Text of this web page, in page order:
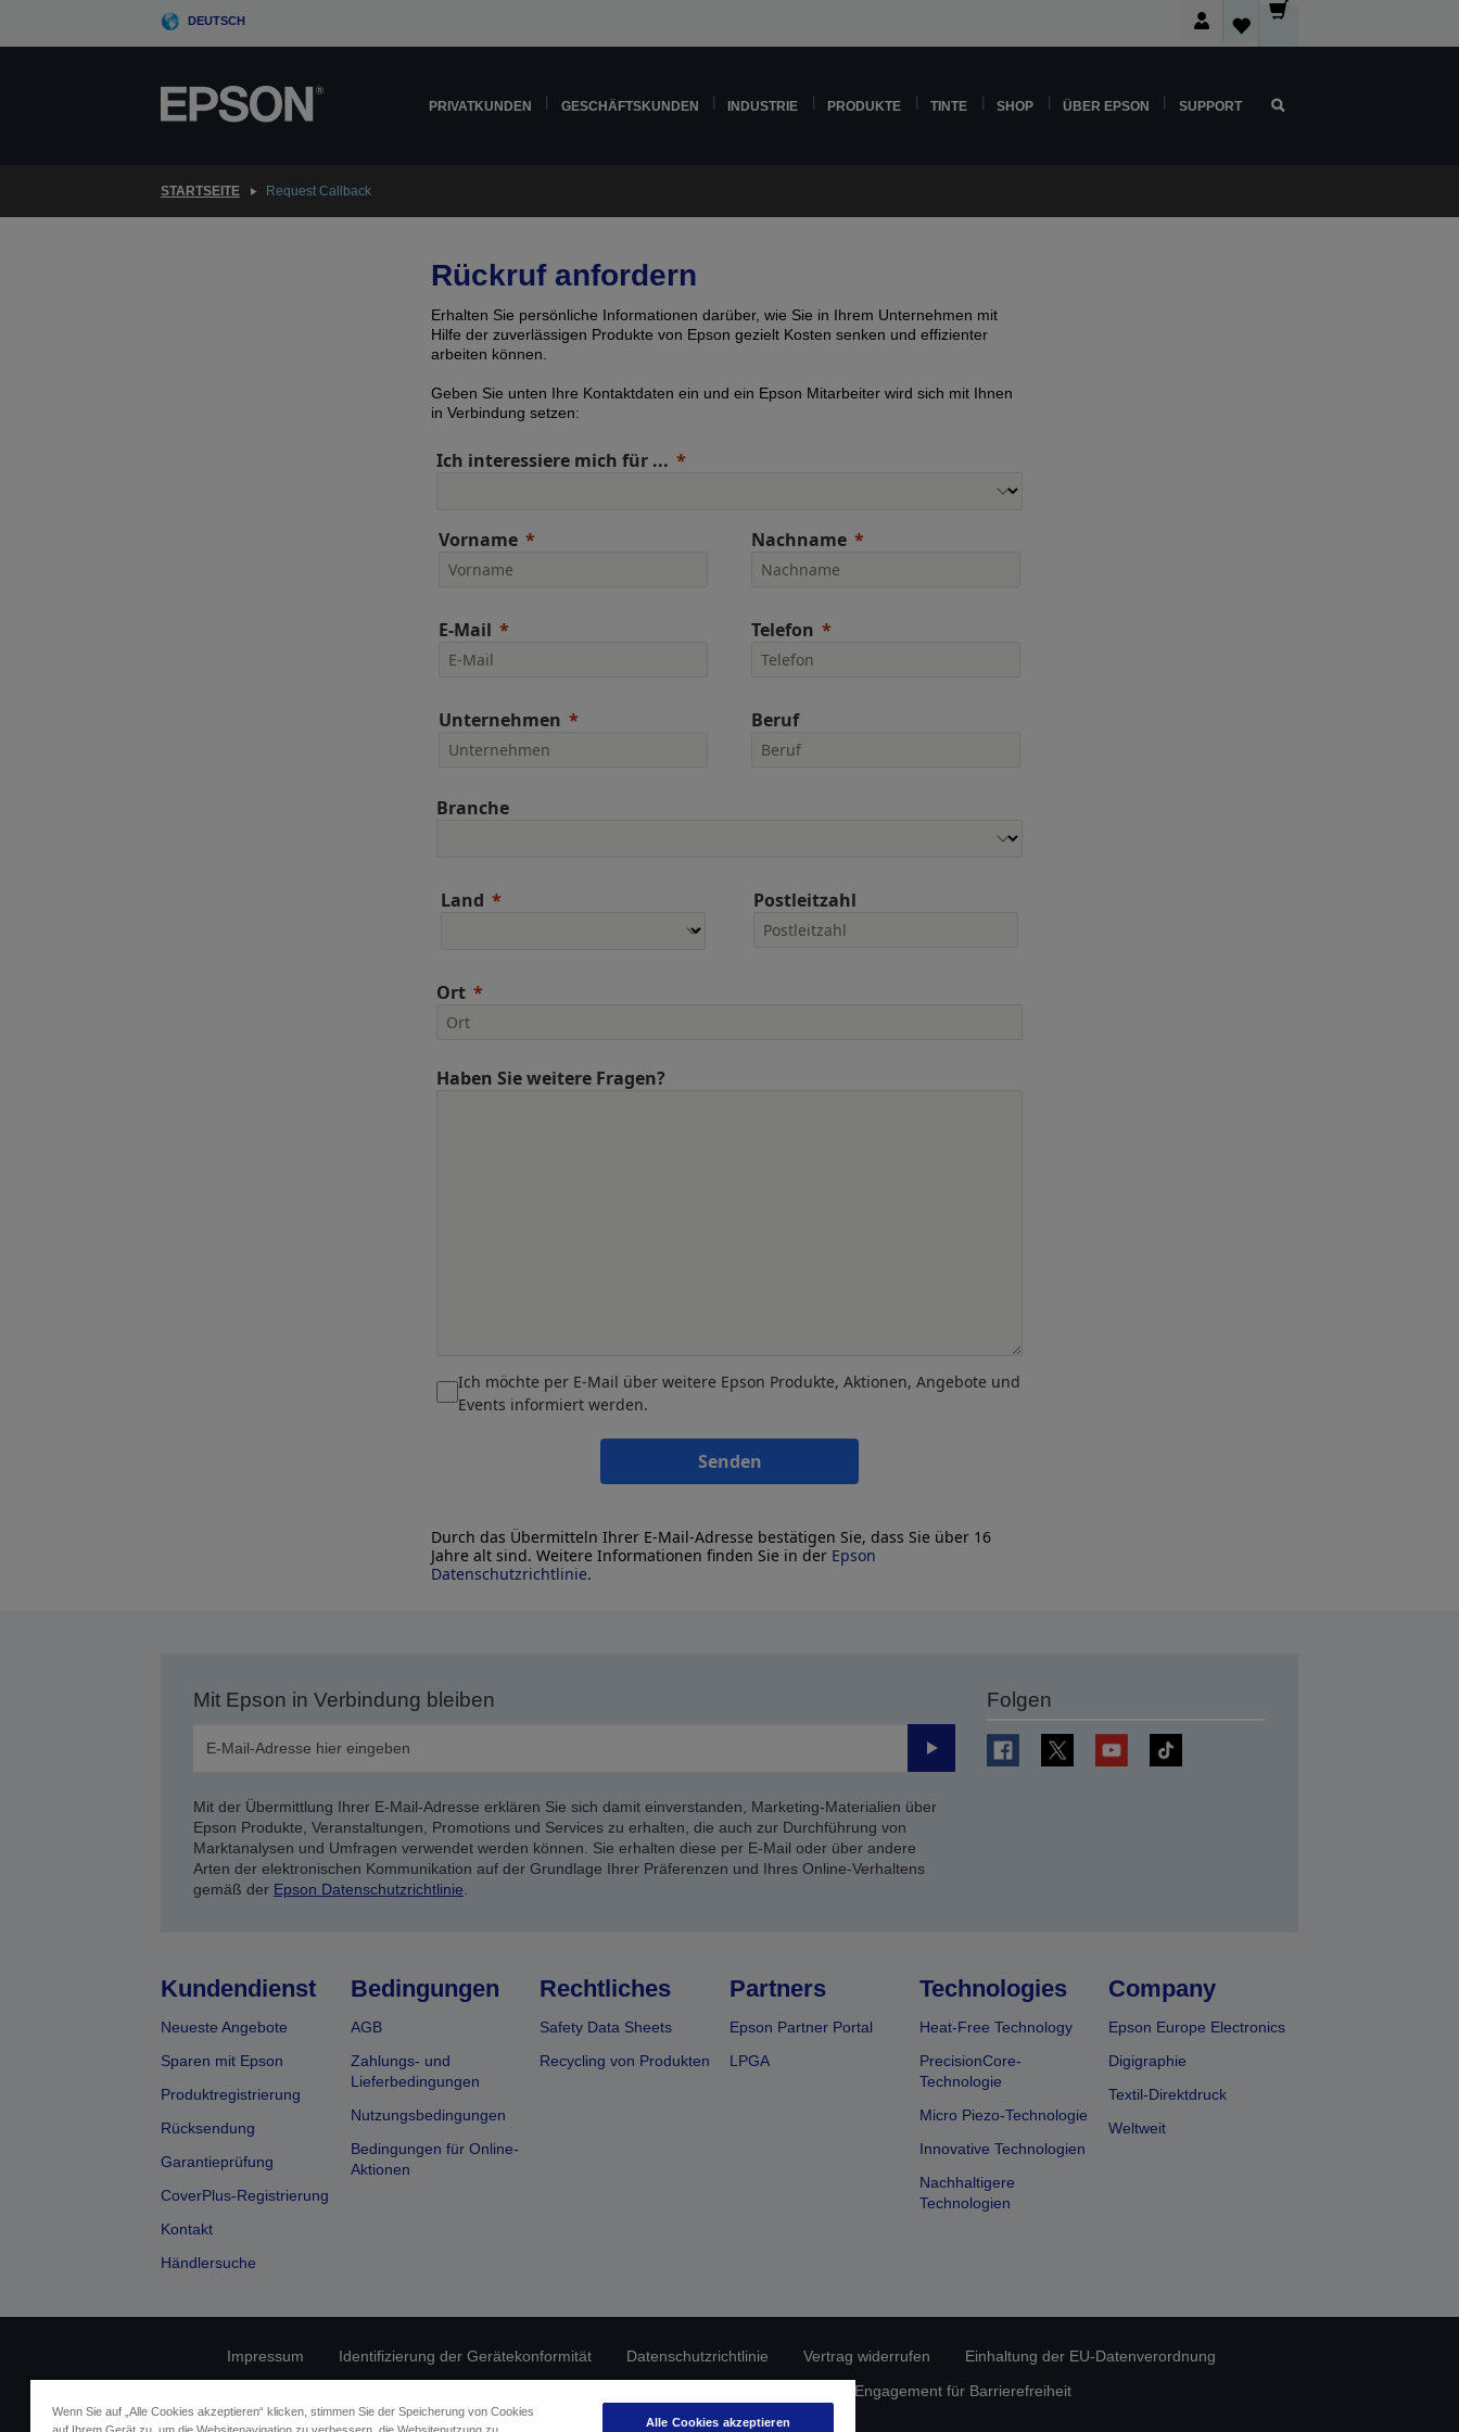
DEUTSCH
PRIVATKUNDEN GESCHÄFTSKUNDEN INDUSTRIE PRODUKTE TINTE SHOP ÜBER EPSON SUPPORT
STARTSEITE Request Callback
Rückruf anfordern
Erhalten Sie persönliche Informationen darüber, wie Sie in Ihrem Unternehmen mit
Hilfe der zuverlässigen Produkte von Epson gezielt Kosten senken und effizienter
arbeiten können.
Geben Sie unten Ihre Kontaktdaten ein und ein Epson Mitarbeiter wird sich mit Ihnen
in Verbindung setzen:
Ich interessiere mich für ...
Vorname Nachname
E-Mail Telefon
Unternehmen Beruf
Branche
Land Postleitzahl
Ort
Haben Sie weitere Fragen?
Ich möchte per E-Mail über weitere Epson Produkte, Aktionen, Angebote und
Events informiert werden.
Senden
Durch das Übermitteln Ihrer E-Mail-Adresse bestätigen Sie, dass Sie über 16
Jahre alt sind. Weitere Informationen finden Sie in der Epson
Datenschutzrichtlinie.
Mit Epson in Verbindung bleiben
Senden
Mit der Übermittlung Ihrer E-Mail-Adresse erklären Sie sich damit einverstanden, Marketing-Materialien über
Epson Produkte, Veranstaltungen, Promotions und Services zu erhalten, die auch zur Durchführung von
Marktanalysen und Umfragen verwendet werden können. Sie erhalten diese per E-Mail oder über andere
Arten der elektronischen Kommunikation auf der Grundlage Ihrer Präferenzen und Ihres Online-Verhaltens
gemäß der Epson Datenschutzrichtlinie
Folgen
Kundendienst
Neueste Angebote
Sparen mit Epson
Produktregistrierung
Rücksendung
Garantieprüfung
CoverPlus-Registrierung
Kontakt
Händlersuche
Bedingungen
AGB
Zahlungs- und
Lieferbedingungen
Nutzungsbedingungen
Bedingungen für Online-
Aktionen
Rechtliches
Safety Data Sheets
Recycling von Produkten
Partners
Epson Partner Portal
LPGA
Technologies
Heat-Free Technology
PrecisionCore-
Technologie
Micro Piezo-Technologie
Innovative Technologien
Nachhaltigere
Technologien
Company
Epson Europe Electronics
Digigraphie
Textil-Direktdruck
Weltweit
Impressum Identifizierung der Gerätekonformität Datenschutzrichtlinie Vertrag widerrufen
Einhaltung der EU-Datenverordnung
Epson Engagement für Barrierefreiheit
Wenn Sie auf „Alle Cookies akzeptieren“ klicken, stimmen Sie der Speicherung von Cookies
Alle Cookies akzeptieren